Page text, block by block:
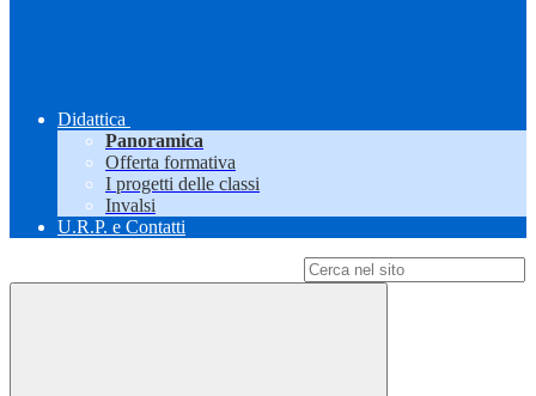
Didattica
Panoramica
Offerta formativa
I progetti delle classi
Invalsi
U.R.P. e Contatti